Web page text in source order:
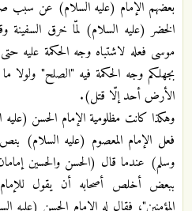
بعضهم الإمام (عليه السلام) عن سبب
الخضر (عليه السلام) لمّا خرق السفينة
موسى فعله لاشتباه وجه الحكمة عليه
بجهلكم وجه الحكمة فيه "الصلح" ولولا
الأرض أحد إلّا قتل).
وهكذا كانت مظلومية الإمام الحسن (عليه
فعل الإمام المعصوم (عليه السلام)
وسلم) عندما قال (الحسن والحسين
ببعض أخلص أصحابه أن يقول